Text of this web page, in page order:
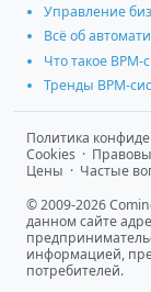
Управление
Всё об
Что такое
Тренды BPM-
Политика
Cookies ·
Цены · Частые
© 2009-2026
данном сайте
информацией,
потребителей.